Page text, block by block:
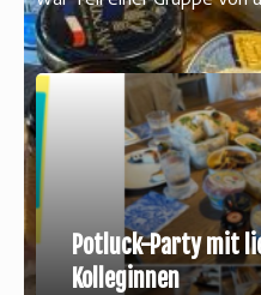
Potluck-Party mit
Kolleginnen